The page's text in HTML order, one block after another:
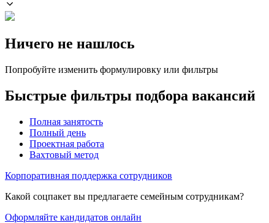
Ничего не нашлось
Попробуйте изменить формулировку или фильтры
Быстрые фильтры подбора вакансий
Полная занятость
Полный день
Проектная работа
Вахтовый метод
Корпоративная поддержка сотрудников
Какой соцпакет вы предлагаете семейным сотрудникам?
Оформляйте кандидатов онлайн